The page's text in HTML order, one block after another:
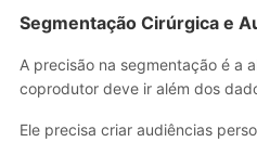
Segmentação Cirúrgica e
A precisão na segmentação é a
coprodutor deve ir além dos
Ele precisa criar audiências